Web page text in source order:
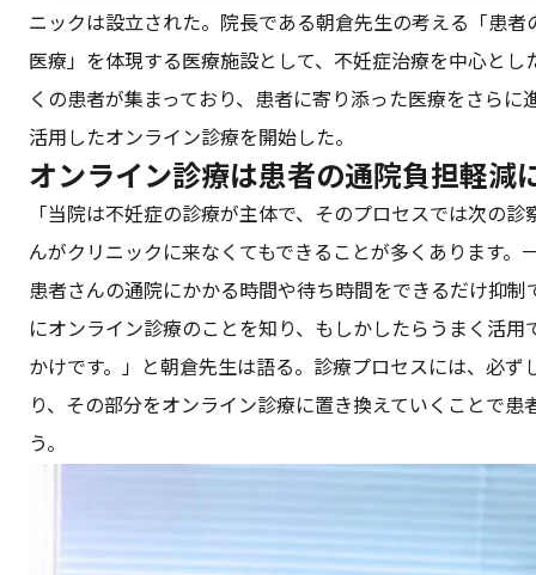
ニックは設立された。院長である朝倉先生の考える「患
医療」を体現する医療施設として、不妊症治療を中心と
くの患者が集まっており、患者に寄り添った医療をさら
活用したオンライン診療を開始した。
オンライン診療は患者の通院負担軽減
「当院は不妊症の診療が主体で、そのプロセスでは次の
んがクリニックに来なくてもできることが多くあります
患者さんの通院にかかる時間や待ち時間をできるだけ抑
にオンライン診療のことを知り、もしかしたらうまく活
かけです。」と朝倉先生は語る。診療プロセスには、必
り、その部分をオンライン診療に置き換えていくことで
う。